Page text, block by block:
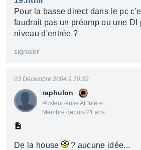
Pour la basse direct dans le pc
faudrait pas un préamp ou une DI
niveau d'entrée ?
signaler
raphulon
Posteur·euse AFfolé·e
Membre depuis 21 ans
03 Décembre 2004 à 10:22
De la house
? aucune idée...